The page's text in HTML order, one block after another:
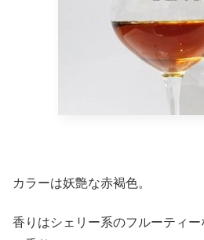
カラーは妖艶な赤褐色。
香りはシェリー系のフルーティ